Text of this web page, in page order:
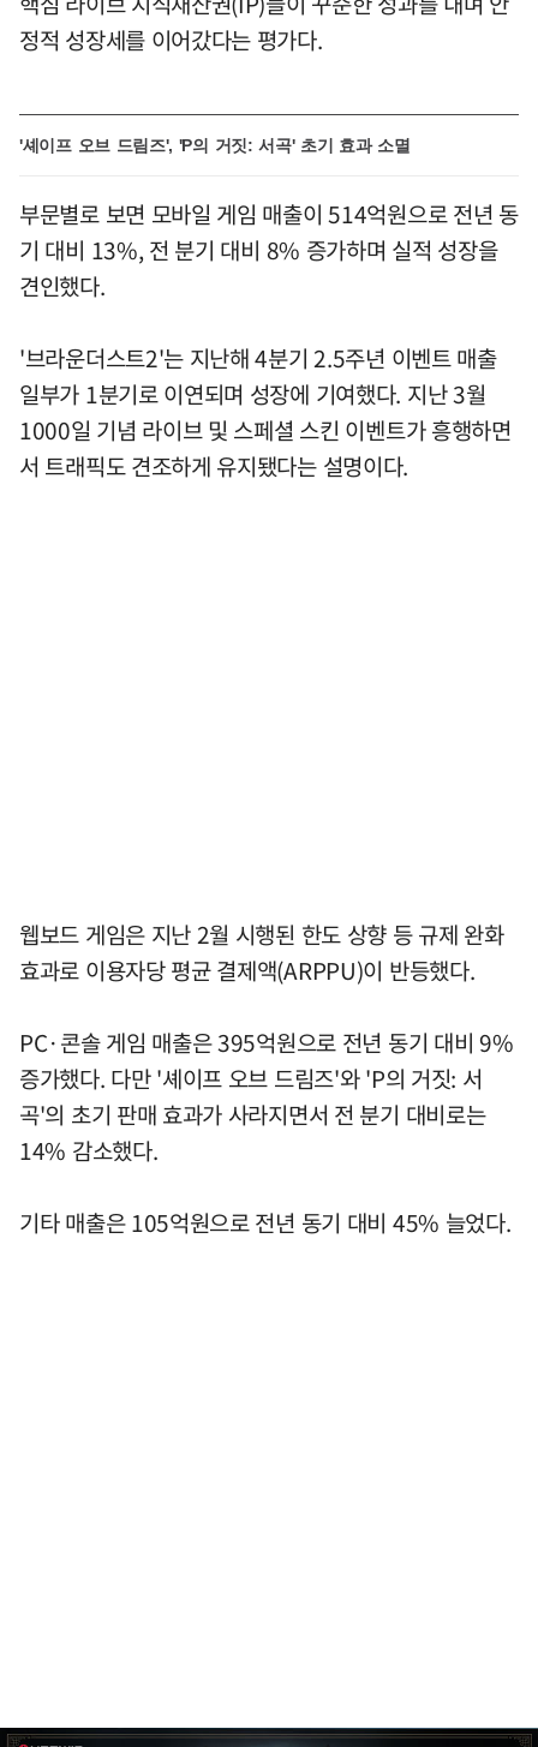
정적 성장세를 이어갔다는 평가다.
'셰이프 오브 드림즈', 'P의 거짓: 서곡' 초기 효과 소멸
부문별로 보면 모바일 게임 매출이 514억원으로 전년 동
기 대비 13%, 전 분기 대비 8% 증가하며 실적 성장을
견인했다.
'브라운더스트2'는 지난해 4분기 2.5주년 이벤트 매출
일부가 1분기로 이연되며 성장에 기여했다. 지난 3월
1000일 기념 라이브 및 스페셜 스킨 이벤트가 흥행하면
서 트래픽도 견조하게 유지됐다는 설명이다.
웹보드 게임은 지난 2월 시행된 한도 상향 등 규제 완화
효과로 이용자당 평균 결제액(ARPPU)이 반등했다.
PC·콘솔 게임 매출은 395억원으로 전년 동기 대비 9%
증가했다. 다만 '셰이프 오브 드림즈'와 'P의 거짓: 서
곡'의 초기 판매 효과가 사라지면서 전 분기 대비로는
14% 감소했다.
기타 매출은 105억원으로 전년 동기 대비 45% 늘었다.